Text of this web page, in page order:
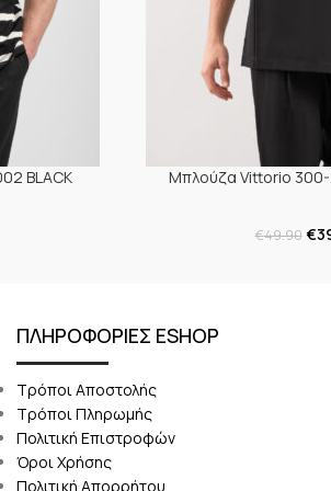
BLACK Μπλούζα Vittorio
€49.90 €
ΠΛΗΡΟΦΟΡΙΕΣ ESHOP
Τρόποι Αποστολής
Τρόποι Πληρωμής
Πολιτική Επιστροφών
Όροι Χρήσης
Πολιτική Απορρήτου